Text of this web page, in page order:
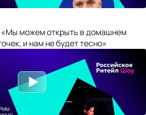
«Мы можем открыть в домашнем
и нам не будет тесно»